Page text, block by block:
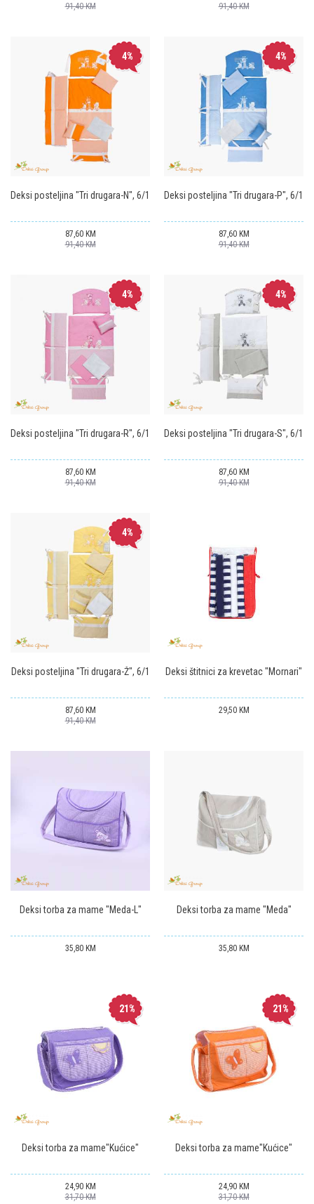
91,40KM
91,40KM
4%
Deksi posteljina "Tri drugara-N", 6/1
87,60 KM
91,40KM
4%
Deksi posteljina "Tri drugara-P", 6/1
87,60 KM
91,40KM
4%
Deksi posteljina "Tri drugara-R", 6/1
87,60 KM
91,40KM
4%
Deksi posteljina "Tri drugara-S", 6/1
87,60 KM
91,40KM
4%
Deksi posteljina "Tri drugara-Ž", 6/1
87,60 KM
91,40KM
Deksi štitnici za krevetac "Mornari"
29,50 KM
Deksi torba za mame "Meda-L"
35,80 KM
Deksi torba za mame "Meda"
35,80 KM
21%
Deksi torba za mame"Kućice"
24,90 KM
31,70KM
21%
Deksi torba za mame"Kućice"
24,90 KM
31,70KM